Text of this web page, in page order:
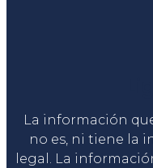
La información
no es, ni tiene la
legal. La